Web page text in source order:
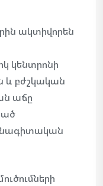
ակտիվորեն
կենտրոնի
և բժշկական
աճը